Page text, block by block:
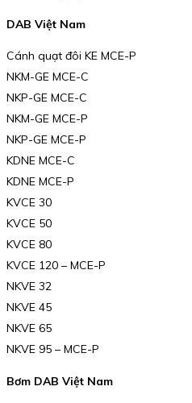
DAB Việt Nam
Cánh quạt đôi KE MCE-P
NKM-GE MCE-C
NKP-GE MCE-C
NKM-GE MCE-P
NKP-GE MCE-P
KDNE MCE-C
KDNE MCE-P
KVCE 30
KVCE 50
KVCE 80
KVCE 120 – MCE-P
NKVE 32
NKVE 45
NKVE 65
NKVE 95 – MCE-P
Bơm DAB Việt Nam